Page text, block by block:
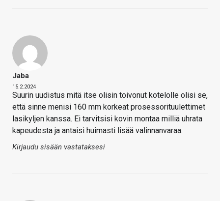
Jaba
15.2.2024
Suurin uudistus mitä itse olisin toivonut kotelolle olisi se,
että sinne menisi 160 mm korkeat prosessorituulettimet
lasikyljen kanssa. Ei tarvitsisi kovin montaa milliä uhrata
kapeudesta ja antaisi huimasti lisää valinnanvaraa.
Kirjaudu sisään vastataksesi